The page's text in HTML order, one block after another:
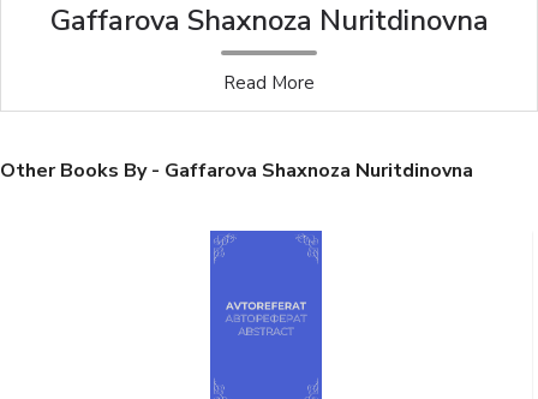
Gaffarova Shaxnoza Nuritdinovna
Read More
Other Books By - Gaffarova Shaxnoza Nuritdinovna